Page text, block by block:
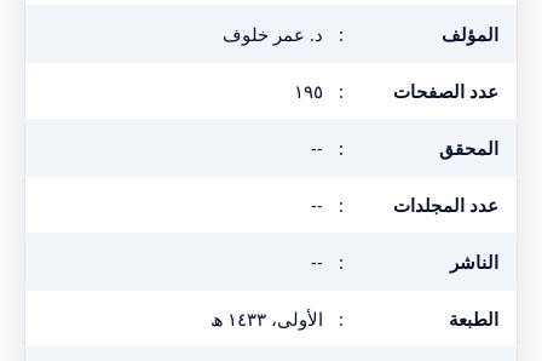
المؤلف : د. عمر خلوف
عدد الصفحات : ١٩٥
المحقق :
--
عدد المجلدات :
--
الناشر :
--
الطبعة : الأولى، ١٤٣٣ ھ